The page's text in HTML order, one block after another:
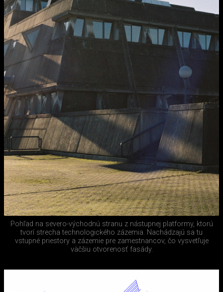
Pohľad na severo-východnú stranu z nástupnej platformy, ktorú
tvorí strecha technologického zázemia. Nachádzajú sa tu
vstupné priestory a zázemie pre zamestnancov, čo vysvetľuje
väčšiu otvorenosť fasády.